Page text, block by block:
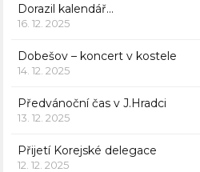
Dorazil kalendář…
16. 12. 2025
Dobešov – koncert v kostele
14. 12. 2025
Předvánoční čas v J.Hradci
13. 12. 2025
Přijetí Korejské delegace
12. 12. 2025